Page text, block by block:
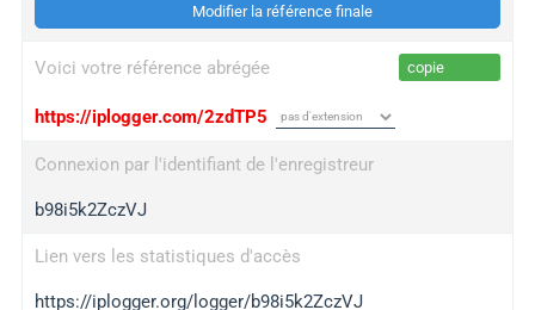
Modifier la référence finale
Voici votre référence abrégée copie
https://iplogger.com/2zdTP5
Connexion par l'identifiant de l'enregistreur
b98i5k2ZczVJ
Lien vers les statistiques d'accès
https://iplogger.org/logger/b98i5k2ZczVJ